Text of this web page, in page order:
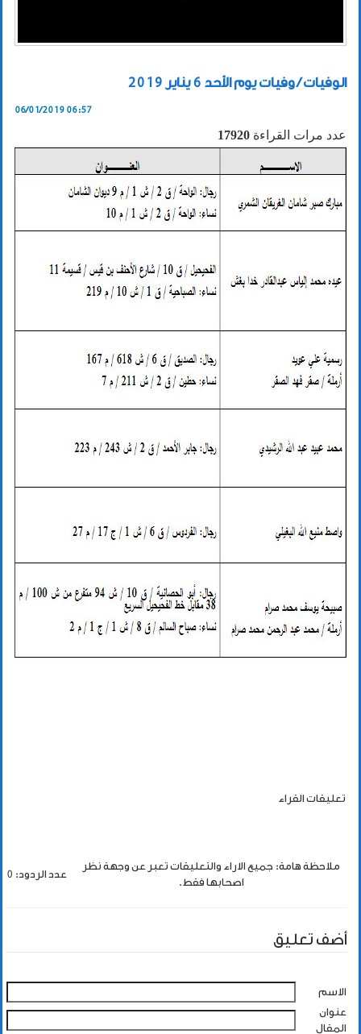
الوفيات / وفيات يوم الأحد 6 يناير 2019
06/01/2019 06:57
عدد مرات القراءة 17920
تعليقات القراء
ملاحظة هامة: جميع الاراء والتعليقات تعبر عن وجهة نظر
اصحابها فقط.
عدد الردود: 0
أضف تعليق
الاسم
عنوان
المقال